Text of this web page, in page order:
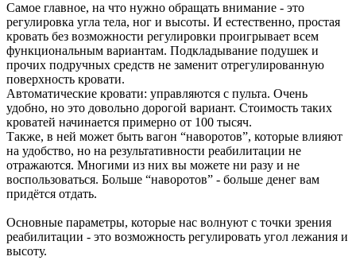
Самое главное, на что нужно обращать внимание - это
регулировка угла тела, ног и высоты. И естественно, простая
кровать без возможности регулировки проигрывает всем
функциональным вариантам. Подкладывание подушек и
прочих подручных средств не заменит отрегулированную
поверхность кровати.
Автоматические кровати: управляются с пульта. Очень
удобно, но это довольно дорогой вариант. Стоимость таких
кроватей начинается примерно от 100 тысяч.
Также, в ней может быть вагон “наворотов”, которые влияют
на удобство, но на результативности реабилитации не
отражаются. Многими из них вы можете ни разу и не
воспользоваться. Больше “наворотов” - больше денег вам
придётся отдать.
Основные параметры, которые нас волнуют с точки зрения
реабилитации - это возможность регулировать угол лежания и
высоту.